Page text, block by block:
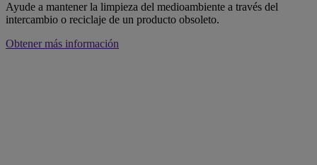
Ayude a mantener la limpieza del medioambiente a través del
intercambio o reciclaje de un producto obsoleto.
Obtener más información